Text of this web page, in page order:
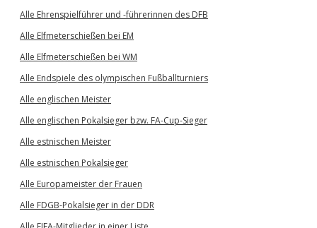
Alle Ehrenspielführer und -führerinnen des DFB
Alle Elfmeterschießen bei EM
Alle Elfmeterschießen bei WM
Alle Endspiele des olympischen Fußballturniers
Alle englischen Meister
Alle englischen Pokalsieger bzw. FA-Cup-Sieger
Alle estnischen Meister
Alle estnischen Pokalsieger
Alle Europameister der Frauen
Alle FDGB-Pokalsieger in der DDR